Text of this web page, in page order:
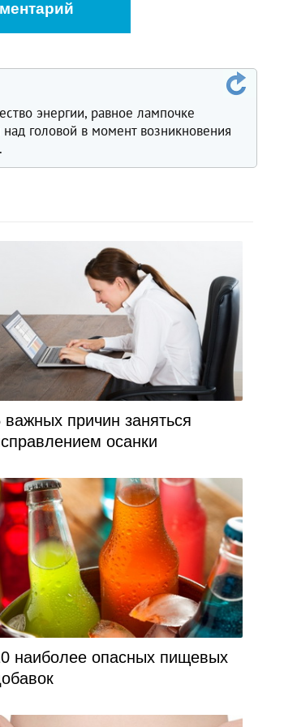
энергии, равное лампочке
головой в момент возникновения
важных причин заняться
осанки
наиболее опасных пищевых